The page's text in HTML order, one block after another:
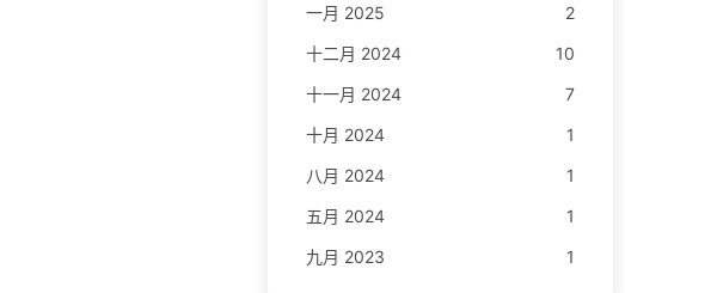
一月 2025
2
十二月 2024
10
十一月 2024
7
十月 2024
1
八月 2024
1
五月 2024
1
九月 2023
1